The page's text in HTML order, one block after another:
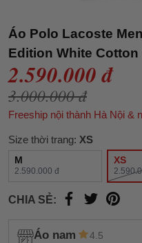
Áo Polo Lacoste
Edition White Cotton
2.590.000 đ
3.000.000 đ
Freeship nội thành Hà Nội &
Size thời trang: XS
M
2.590.000 đ
XS
CHIA SẺ:
Áo nam 4.5